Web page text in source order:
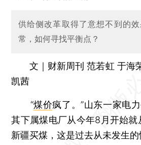
供给侧改革取得了意想不到的
常，如何寻找平衡点？
文｜财新周刊 范若虹 于海
凯茜
“煤价疯了。”山东一家电
其下属煤电厂从今年8月开始
新疆买煤，这是过去从未发生的